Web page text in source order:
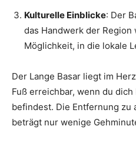
Kulturelle Einblicke: Der
das Handwerk der
Möglichkeit, in die lokale
Der Lange Basar liegt im
Fuß erreichbar, wenn du
befindest. Die Entfernung zu
beträgt nur wenige